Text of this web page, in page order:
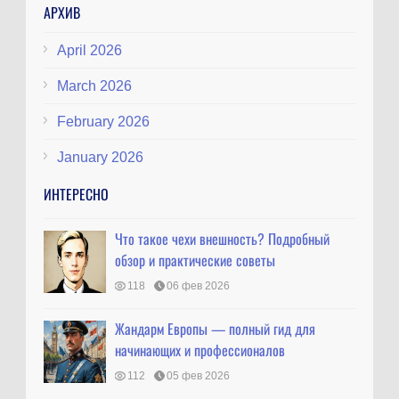
АРХИВ
April 2026
March 2026
February 2026
January 2026
ИНТЕРЕСНО
Что такое чехи внешность? Подробный
обзор и практические советы
118 06 фев 2026
Жандарм Европы — полный гид для
начинающих и профессионалов
112 05 фев 2026